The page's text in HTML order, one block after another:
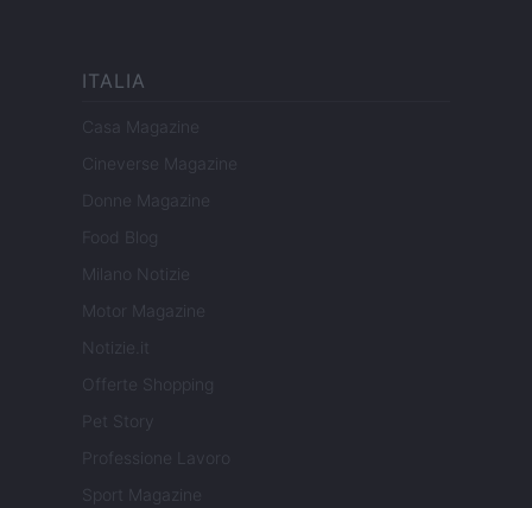
ITALIA
Casa Magazine
Cineverse Magazine
Donne Magazine
Food Blog
Milano Notizie
Motor Magazine
Notizie.it
Offerte Shopping
Pet Story
Professione Lavoro
Sport Magazine